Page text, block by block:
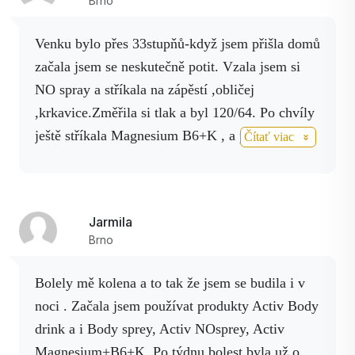
Venku bylo přes 33stupňů-když jsem přišla domů
začala jsem se neskutečně potit. Vzala jsem si
NO spray a stříkala na zápěstí ,obličej
,krkavice.Změřila si tlak a byl 120/64. Po chvíly
ještě stříkala Magnesium B6+K , a po chvíly
Activstar jsou nad zlato .
Čítať viac
Jarmila
Brno
Bolely mě kolena a to tak že jsem se budila i v
noci . Začala jsem používat produkty Activ Body
drink a i Body sprey, Activ NOsprey, Activ
Magnesium+B6+K. Po týdnu bolest byla už o